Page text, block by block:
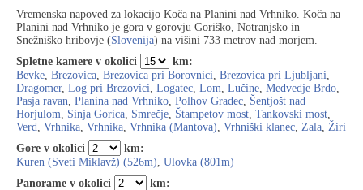
Vremenska napoved za lokacijo Koča na Planini nad Vrhniko. Koča na
Planini nad Vrhniko je gora v gorovju Goriško, Notranjsko in
Snežniško hribovje (Slovenija) na višini 733 metrov nad morjem.
Spletne kamere v okolici
km:
Bevke, Brezovica, Brezovica pri Borovnici, Brezovica pri Ljubljani,
Dragomer, Log pri Brezovici, Logatec, Lom, Lučine, Medvedje Brdo,
Pasja ravan, Planina nad Vrhniko, Polhov Gradec, Šentjošt nad
Horjulom, Sinja Gorica, Smrečje, Štampetov most, Tankovski most,
Verd, Vrhnika, Vrhnika, Vrhnika (Mantova), Vrhniški klanec, Zala, Žiri
Gore v okolici
km:
Kuren (Sveti Miklavž) (526m), Ulovka (801m)
Panorame v okolici
km: